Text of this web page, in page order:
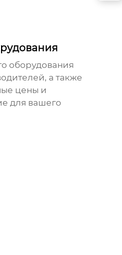
оборудования
, а также
цены и
для вашего